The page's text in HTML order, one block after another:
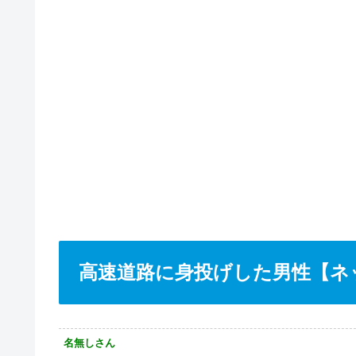
高速道路に身投げした男性【ネ
名無しさん